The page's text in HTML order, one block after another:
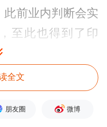
此前业内判断会实
至此也得到了印
回暖，险资机构
回升。权益资产
全文
朋友圈 微博